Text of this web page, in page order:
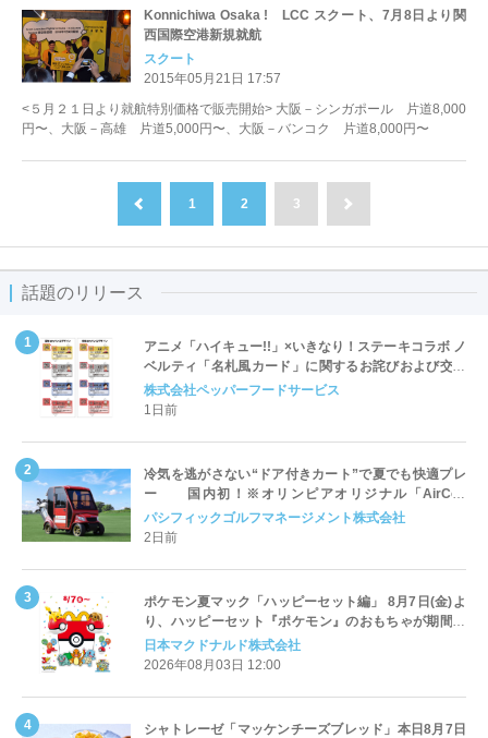
Konnichiwa Osaka ! LCC スクート、7月8日より関
西国際空港新規就航
スクート
2015年05月21日 17:57
<５月２１日より就航特別価格で販売開始> 大阪－シンガポール 片道8,000
円〜、大阪－高雄 片道5,000円〜、大阪－バンコク 片道8,000円〜
1 2 3
話題のリリース
アニメ「ハイキュー!!」×いきなり！ステーキコラボ ノ
ベルティ「名札風カード」に関するお詫びおよび交換
対応についてのご案内
株式会社ペッパーフードサービス
1日前
冷気を逃がさない“ドア付きカート”で夏でも快適プレ
ー 国内初！※オリンピアオリジナル「AirCon
Cart（エアコンカート）」導入 | ＰＧＭ
パシフィックゴルフマネージメント株式会社
2日前
ポケモン夏マック「ハッピーセット編」 8月7日(金)よ
り、ハッピーセット『ポケモン』のおもちゃが期間限
定登場
日本マクドナルド株式会社
2026年08月03日 12:00
シャトレーゼ「マッケンチーズブレッド」本日8月7日